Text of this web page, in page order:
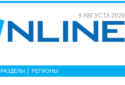
9 АВГУСТА 2026
РАЗДЕЛЫ РЕГИОНЫ